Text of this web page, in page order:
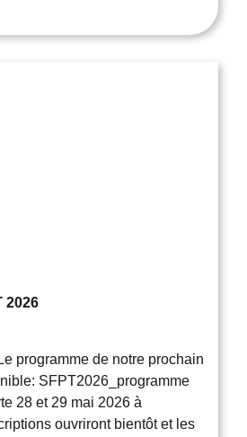
2026
programme de notre prochain
SFPT2026_programme
28 et 29 mai 2026 à
ouvriront bientôt et les